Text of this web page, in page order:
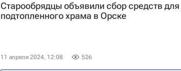
Старообрядцы объявили сбор средств для
подтопленного храма в Орске
11 апреля 2024, 12:08 526